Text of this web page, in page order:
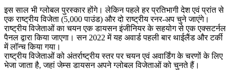
इस साल भी ग्लोबल पुरस्कार होंगे। लेकिन पहले हर प्रतिभागी देश एवं प्रांत से
एक राष्ट्रीय विजेता (5,000 पाउंड) और दो राष्ट्रीय रनर-अप चुने जाएंगे।
राष्ट्रीय विजेताओं का चयन एक डायसन इंजीनियर के सहयोग से एक एक्सटर्नल
पैनल द्वारा किया जाएगा। सन 2022 में यह अवार्ड पहली बार थाईलैंड और टर्की
में लॉन्च किया गया।
राष्ट्रीय विजेताओं को अंतर्राष्ट्रीय स्तर पर चयन एवं अवार्डिंग के चरणों के लिए
भेजा जाता है, जहां जेम्स डायसन अपने ग्लोबल विजेताओं को चुनते हैं।